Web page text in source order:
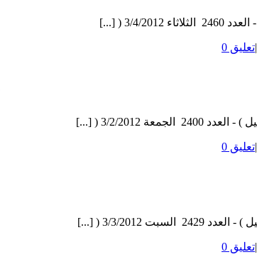
|تعليق 0
|تعليق 0
|تعليق 0